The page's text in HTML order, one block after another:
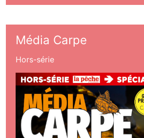
Média Carpe
Hors-série